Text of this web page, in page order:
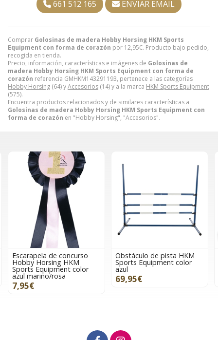
Comprar Golosinas de madera Hobby Horsing HKM Sports
Equipment con forma de corazón por 12,95€. Producto bajo pedido,
recogida en tienda.
Precio, información, características e imágenes de Golosinas de
madera Hobby Horsing HKM Sports Equipment con forma de
corazón referencia GMHKM143291193, pertenece a las categorías
Hobby Horsing (64) yAccesorios (14) y a la marca HKM Sports Equipment
(575).
Encuentra productos relacionados y de similares características a
Golosinas de madera Hobby Horsing HKM Sports Equipment con
forma de corazón en "Hobby Horsing", "Accesorios".
661 512 165 ENVIAR EMAIL
de concurso
Horsing HKM
Equipment color
marino/rosa
Obstáculo de pista HKM
Sports Equipment color
69,95€